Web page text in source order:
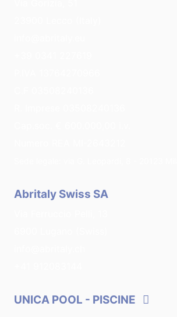
Abritaly Swiss SA
UNICA POOL - PISCINE